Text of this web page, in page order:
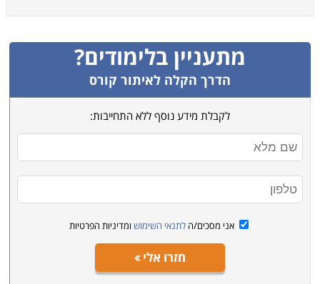
מתעניין בלימודים?
הדרך הקלה לאיתור קורס
לקבלת מידע נוסף ללא התחייבות:
אני מסכים/ה לתנאי השימוש ומדיניות הפרטיות
חזרו אלי